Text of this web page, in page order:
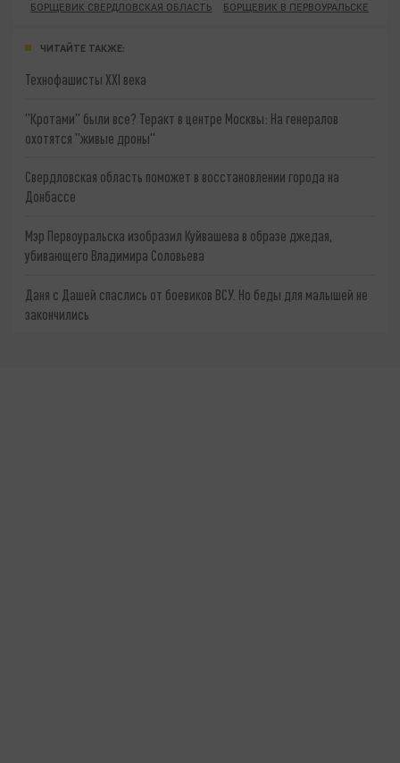
БОРЩЕВИК СВЕРДЛОВСКАЯ ОБЛАСТЬ
БОРЩЕВИК В ПЕРВОУРАЛЬСКЕ
ЧИТАЙТЕ ТАКЖЕ:
Технофашисты XXI века
"Кротами" были все? Теракт в центре Москвы: На генералов
охотятся "живые дроны"
Свердловская область поможет в восстановлении города на
Донбассе
Мэр Первоуральска изобразил Куйвашева в образе джедая,
убивающего Владимира Соловьева
Даня с Дашей спаслись от боевиков ВСУ. Но беды для малышей не
закончились